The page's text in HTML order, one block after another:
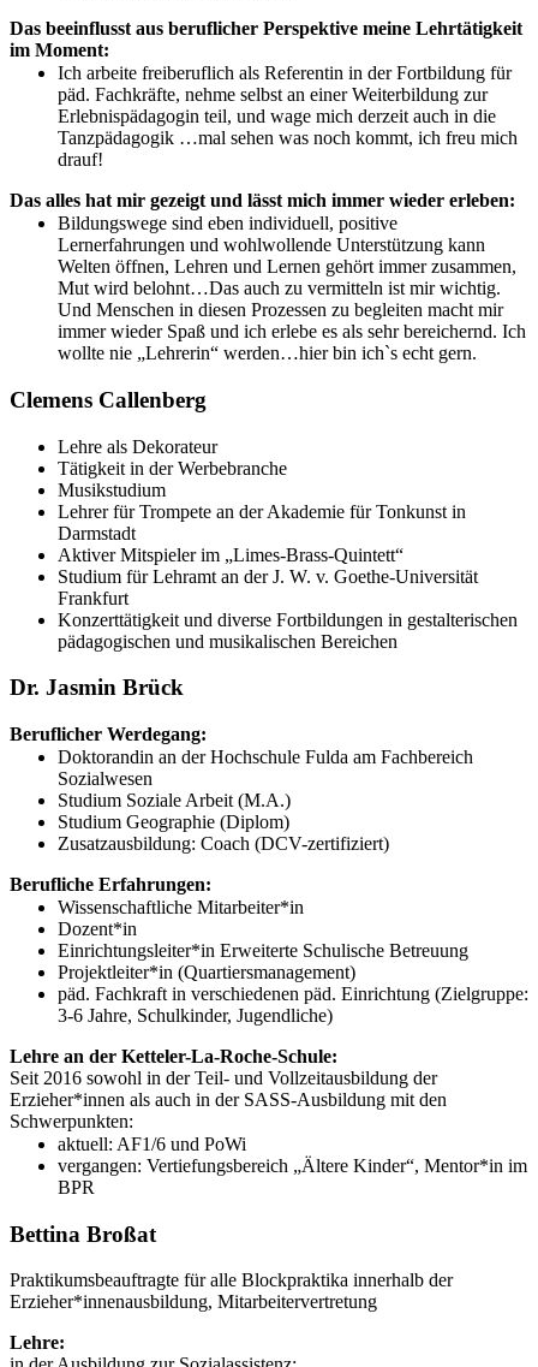
Das beeinflusst aus beruflicher Perspektive meine Lehrtätigkeit
im Moment:
Ich arbeite freiberuflich als Referentin in der Fortbildung für
päd. Fachkräfte, nehme selbst an einer Weiterbildung zur
Erlebnispädagogin teil, und wage mich derzeit auch in die
Tanzpädagogik …mal sehen was noch kommt, ich freu mich
drauf!
Das alles hat mir gezeigt und lässt mich immer wieder erleben:
Bildungswege sind eben individuell, positive
Lernerfahrungen und wohlwollende Unterstützung kann
Welten öffnen, Lehren und Lernen gehört immer zusammen,
Mut wird belohnt…Das auch zu vermitteln ist mir wichtig.
Und Menschen in diesen Prozessen zu begleiten macht mir
immer wieder Spaß und ich erlebe es als sehr bereichernd. Ich
wollte nie „Lehrerin“ werden…hier bin ich`s echt gern.
Clemens Callenberg
Lehre als Dekorateur
Tätigkeit in der Werbebranche
Musikstudium
Lehrer für Trompete an der Akademie für Tonkunst in
Darmstadt
Aktiver Mitspieler im „Limes-Brass-Quintett“
Studium für Lehramt an der J. W. v. Goethe-Universität
Frankfurt
Konzerttätigkeit und diverse Fortbildungen in gestalterischen
pädagogischen und musikalischen Bereichen
Dr. Jasmin Brück
Beruflicher Werdegang:
Doktorandin an der Hochschule Fulda am Fachbereich
Sozialwesen
Studium Soziale Arbeit (M.A.)
Studium Geographie (Diplom)
Zusatzausbildung: Coach (DCV-zertifiziert)
Berufliche Erfahrungen:
Wissenschaftliche Mitarbeiter*in
Dozent*in
Einrichtungsleiter*in Erweiterte Schulische Betreuung
Projektleiter*in (Quartiersmanagement)
päd. Fachkraft in verschiedenen päd. Einrichtung (Zielgruppe:
3-6 Jahre, Schulkinder, Jugendliche)
Lehre an der Ketteler-La-Roche-Schule:
Seit 2016 sowohl in der Teil- und Vollzeitausbildung der
Erzieher*innen als auch in der SASS-Ausbildung mit den
Schwerpunkten:
aktuell: AF1/6 und PoWi
vergangen: Vertiefungsbereich „Ältere Kinder“, Mentor*in im
BPR
Bettina Broßat
Praktikumsbeauftragte für alle Blockpraktika innerhalb der
Erzieher*innenausbildung, Mitarbeitervertretung
Lehre: